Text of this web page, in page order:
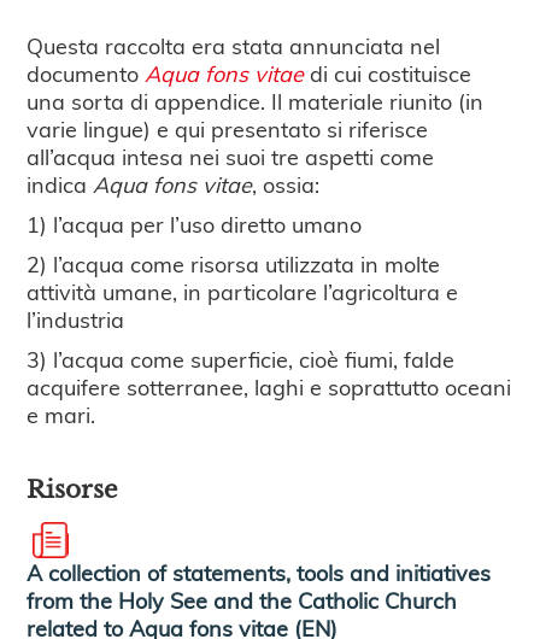
Questa raccolta era stata annunciata nel
documento Aqua fons vitae di cui costituisce
una sorta di appendice. Il materiale riunito (in
varie lingue) e qui presentato si riferisce
all’acqua intesa nei suoi tre aspetti come
indica Aqua fons vitae, ossia:
1) l’acqua per l’uso diretto umano
2) l’acqua come risorsa utilizzata in molte
attività umane, in particolare l’agricoltura e
l’industria
3) l’acqua come superficie, cioè fiumi, falde
acquifere sotterranee, laghi e soprattutto oceani
e mari.
Risorse
A collection of statements, tools and initiatives
from the Holy See and the Catholic Church
related to Aqua fons vitae (EN)